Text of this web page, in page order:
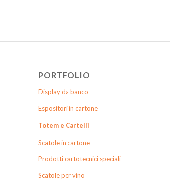
PORTFOLIO
Display da banco
Espositori in cartone
Totem e Cartelli
Scatole in cartone
Prodotti cartotecnici speciali
Scatole per vino